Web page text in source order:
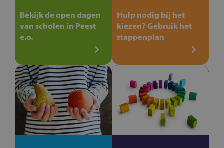
Bekijk de open dagen
van scholen in Peest
e.o.
Hulp nodig bij het
kiezen? Gebruik het
stappenplan